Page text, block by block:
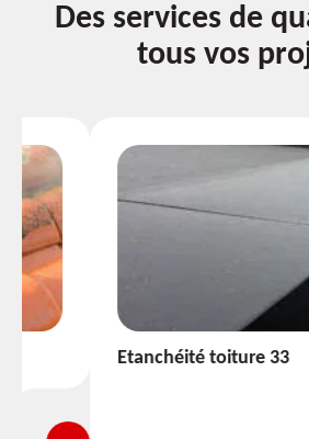
Des services de
tous vos
Etanchéité toiture 33